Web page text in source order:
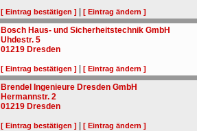
[ Eintrag bestätigen ] |[ Eintrag ändern ]
Bosch Haus- und Sicherheitstechnik GmbH
Uhdestr. 5
01219 Dresden
[ Eintrag bestätigen ] |[ Eintrag ändern ]
Brendel Ingenieure Dresden GmbH
Hermannstr. 2
01219 Dresden
[ Eintrag bestätigen ] |[ Eintrag ändern ]